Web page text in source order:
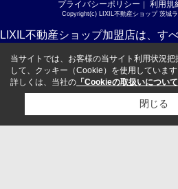
プライバシーポリシー ｜ 利用規
Copyright(c) LIXIL不動産ショップ 茨城
LIXIL不動産ショップ加盟店は、す
当サイトでは、お客様の当サイト利用状況
して、クッキー（Cookie）を使用しています
詳しくは、当社の 「Cookieの取扱いについて
閉じる